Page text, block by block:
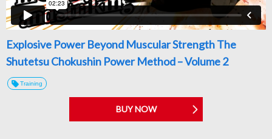
Explosive Power Beyond Muscular Strength The
Shutetsu Chokushin Power Method – Volume 2
Training
BUY NOW